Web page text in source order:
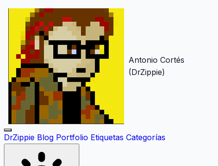
Antonio Cortés
(DrZippie)
DrZippie Blog Portfolio Etiquetas Categorías